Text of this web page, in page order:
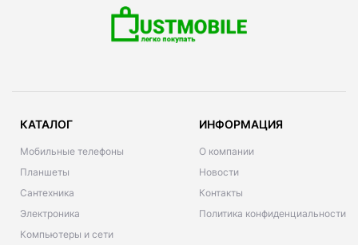
КАТАЛОГ
Мобильные телефоны
Планшеты
Сантехника
Электроника
Компьютеры и сети
ИНФОРМАЦИЯ
О компании
Новости
Контакты
Политика конфиденциальности